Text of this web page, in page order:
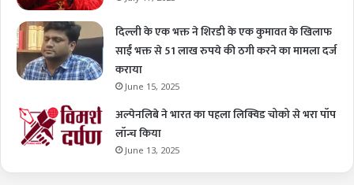
दिल्ली के एक भक्त ने शिरडी के एक कुमावत के खिलाफ
साईं भक्त से 51 लाख रुपये की ठगी करने का मामला दर्ज
कराया
June 15, 2025
अल्पेनलिबे ने भारत का पहला लिक्विड चोको से भरा पॉप
लॉन्च किया
June 13, 2025